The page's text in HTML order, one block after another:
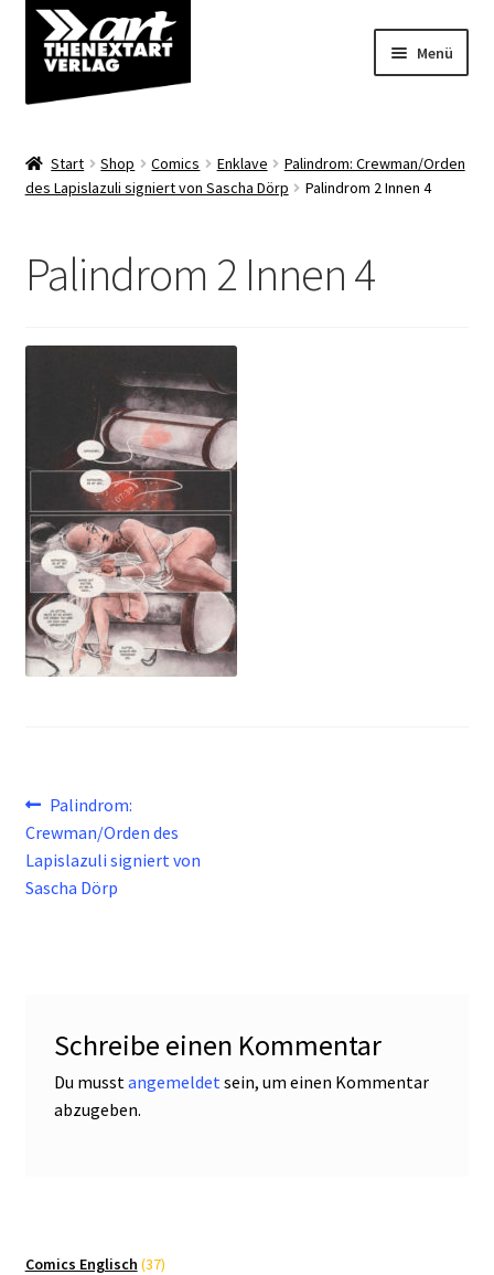
Zur
Navigation
springen
Zum
Inhalt
springen
Menü
Shop
Start Shop Comics Enklave
Palindrom: Crewman/Orden
des Lapislazuli signiert von Sascha Dörp
Palindrom 2 Innen 4
Palindrom 2 Innen 4
Beitragsnavigation
Vorheriger
Beitrag:
Palindrom:
Crewman/Orden des
Lapislazuli signiert von
Sascha Dörp
Schreibe einen Kommentar
Du musst angemeldet sein, um einen Kommentar
abzugeben.
Comics Englisch 3737